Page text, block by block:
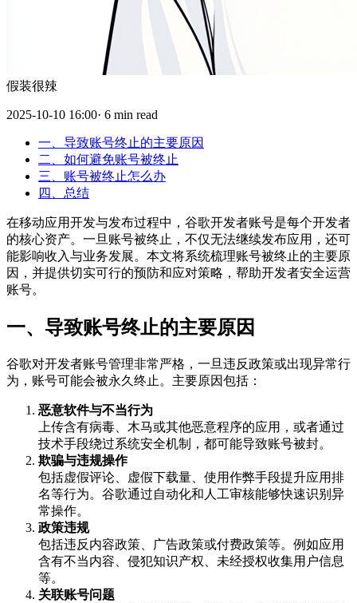
假装很辣
2025-10-10 16:00· 6 min read
一、导致账号终止的主要原因
二、如何避免账号被终止
三、账号被终止怎么办
四、总结
在移动应用开发与发布过程中，谷歌开发者账号是每个开发者
的核心资产。一旦账号被终止，不仅无法继续发布应用，还可
能影响收入与业务发展。本文将系统梳理账号被终止的主要原
因，并提供切实可行的预防和应对策略，帮助开发者安全运营
账号。
一、导致账号终止的主要原因
谷歌对开发者账号管理非常严格，一旦违反政策或出现异常行
为，账号可能会被永久终止。主要原因包括：
恶意软件与不当行为
上传含有病毒、木马或其他恶意程序的应用，或者通过
技术手段绕过系统安全机制，都可能导致账号被封。
欺骗与违规操作
包括虚假评论、虚假下载量、使用作弊手段提升应用排
名等行为。谷歌通过自动化和人工审核能够快速识别异
常操作。
政策违规
包括违反内容政策、广告政策或付费政策等。例如应用
含有不当内容、侵犯知识产权、未经授权收集用户信息
等。
关联账号问题